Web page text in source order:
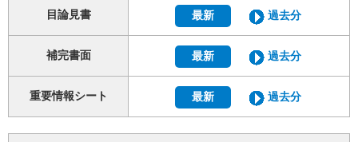
目論見書 最新 過去分
補完書面 最新 過去分
重要情報シート 最新 過去分